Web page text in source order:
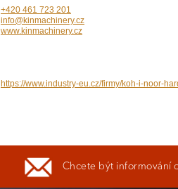
+420 461 723 201
info@kinmachinery.cz
www.kinmachinery.cz
https://www.industry-eu.cz/firmy/koh-i-noor-
Chcete být informování